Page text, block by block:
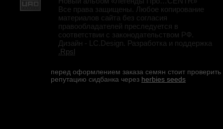
Все права защищены. Любое копирование
материалов сайта без согласия
правообладателей преследуется в
соответствии с законодательством РФ.
Дизайн - LC.Design. Разработка и поддержка
.Rpsl
перед оформлением заказа семян стоит проверить
репутацию сидбанка через herbies seeds